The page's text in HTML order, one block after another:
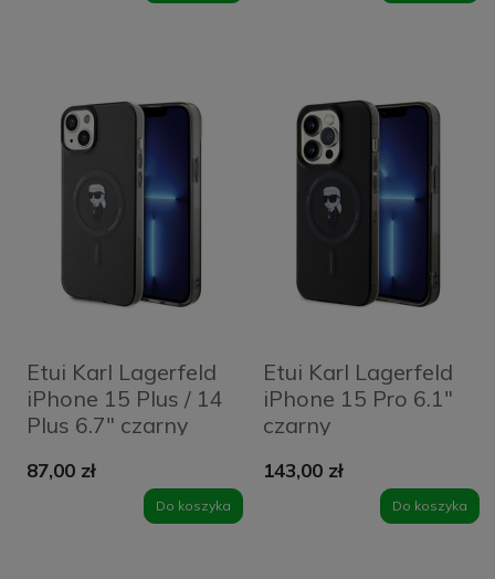
Etui Karl Lagerfeld
iPhone 15 Plus / 14
Plus 6.7" czarny
87,00 zł
Do koszyka
Etui Karl Lagerfeld
iPhone 15 Pro 6.1"
czarny
143,00 zł
Do koszyka